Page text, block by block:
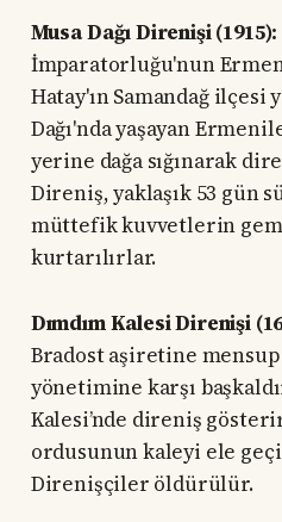
Musa Dağı Direnişi (1915):
İmparatorluğu'nun
Hatay'ın Samandağ ilçesi
Dağı'nda yaşayan
yerine dağa sığınarak
Direniş, yaklaşık 53 gün
müttefik kuvvetlerin
kurtarılırlar.
Dımdım Kalesi Direnişi
Bradost aşiretine
yönetimine karşı
Kalesi’nde direniş
ordusunun kaleyi ele
Direnişçiler öldürülür.